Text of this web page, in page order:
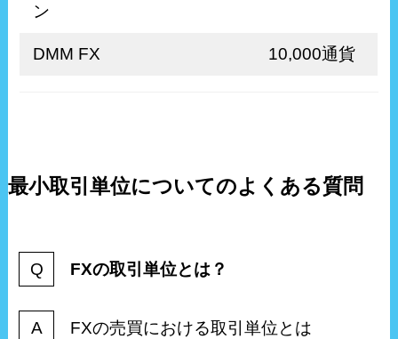
ン
DMM FX 10,000通貨
最小取引単位についてのよくある質問
FXの取引単位とは？
FXの売買における取引単位とは